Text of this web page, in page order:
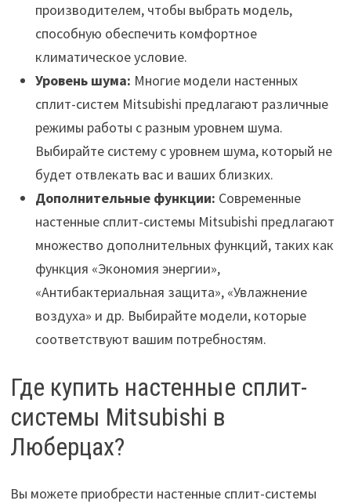
производителем, чтобы выбрать модель,
способную обеспечить комфортное
климатическое условие.
Уровень шума: Многие модели настенных
сплит-систем Mitsubishi предлагают различные
режимы работы с разным уровнем шума.
Выбирайте систему с уровнем шума, который не
будет отвлекать вас и ваших близких.
Дополнительные функции: Современные
настенные сплит-системы Mitsubishi предлагают
множество дополнительных функций, таких как
функция «Экономия энергии»,
«Антибактериальная защита», «Увлажнение
воздуха» и др. Выбирайте модели, которые
соответствуют вашим потребностям.
Где купить настенные сплит-
системы Mitsubishi в
Люберцах?
Вы можете приобрести настенные сплит-системы